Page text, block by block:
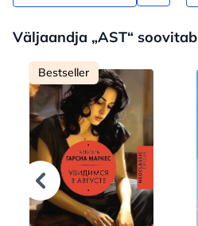
Väljaandja „AST“ soovitab
Bestseller